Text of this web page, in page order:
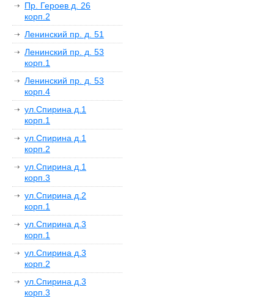
Пр. Героев д. 26
корп.2
Ленинский пр. д. 51
Ленинский пр. д. 53
корп.1
Ленинский пр. д. 53
корп.4
ул.Спирина д.1
корп.1
ул.Спирина д.1
корп.2
ул.Спирина д.1
корп.3
ул.Спирина д.2
корп.1
ул.Спирина д.3
корп.1
ул.Спирина д.3
корп.2
ул.Спирина д.3
корп.3